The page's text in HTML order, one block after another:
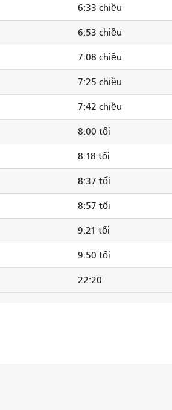
6:33 chiều
6:53 chiều
7:08 chiều
7:25 chiều
7:42 chiều
8:00 tối
8:18 tối
8:37 tối
8:57 tối
9:21 tối
9:50 tối
22:20